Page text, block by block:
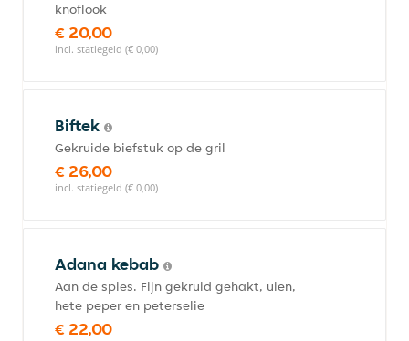
knoflook
€ 20,00
incl. statiegeld (€ 0,00)
Biftek
Gekruide biefstuk op de gril
€ 26,00
incl. statiegeld (€ 0,00)
Adana kebab
Aan de spies. Fijn gekruid gehakt, uien,
hete peper en peterselie
€ 22,00